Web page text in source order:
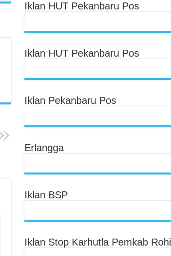
Iklan HUT Pekanbaru Pos
Iklan HUT Pekanbaru Pos
Iklan Pekanbaru Pos
Erlangga
Iklan BSP
Iklan Stop Karhutla Pemkab Rohil